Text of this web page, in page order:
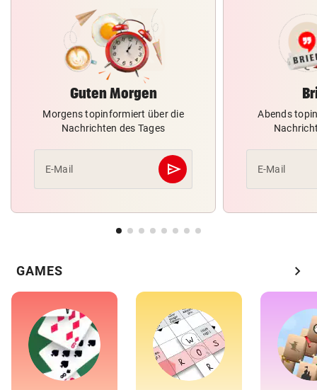
Guten Morgen
Morgens topinformiert über die
Nachrichten des Tages
E-Mail send
Abschicken
Abends
E-Mail
GAMES chevron_right